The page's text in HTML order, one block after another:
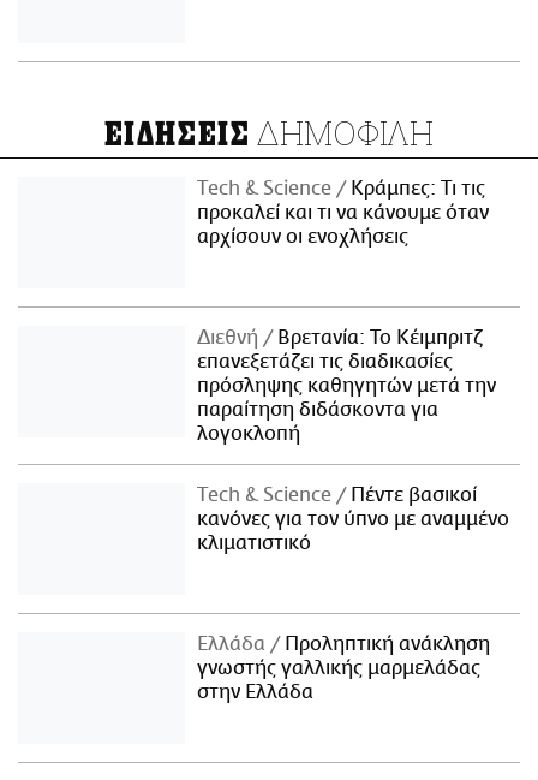
ΕΙΔΗΣΕΙΣ ΔΗΜΟΦΙΛΗ
Τech & Science
Κράμπες: Τι τις
προκαλεί και τι να κάνουμε όταν
αρχίσουν οι ενοχλήσεις
Διεθνή
Βρετανία: Το Κέιμπριτζ
επανεξετάζει τις διαδικασίες
πρόσληψης καθηγητών μετά την
παραίτηση διδάσκοντα για
λογοκλοπή
Τech & Science
Πέντε βασικοί
κανόνες για τον ύπνο με αναμμένο
κλιματιστικό
Ελλάδα
Προληπτική ανάκληση
γνωστής γαλλικής μαρμελάδας
στην Ελλάδα